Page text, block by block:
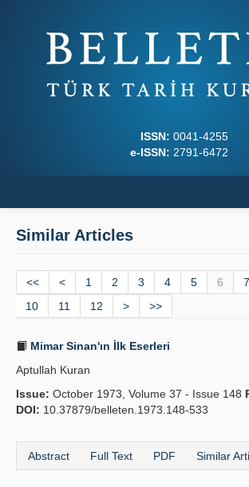
ISSN: 0041-4255
e-ISSN: 2791-6472
Journal Boards
Writing Rules
Principles
Publication Policies
Guidelines
Contact Us
Similar Articles
<< < 1 2 3 4 5 6 7
10
11 12 > >>
Mimar Sinan'ın İlk Eserleri
Aptullah Kuran
Issue: October 1973, Volume 37 - Issue 148
DOI: 10.37879/belleten.1973.148-533
Abstract Full Text PDF Similar